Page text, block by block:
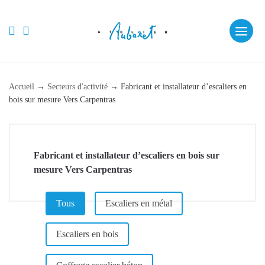
contentfab fa-facebook
Accueil → Secteurs d'activité → Fabricant et installateur d’escaliers en
bois sur mesure Vers Carpentras
Fabricant et installateur d’escaliers en bois sur
mesure Vers Carpentras
CATÉGORIE (PAGE DE RÉFÉRENCEMENT)
Tous Escaliers en métal
Escaliers en bois